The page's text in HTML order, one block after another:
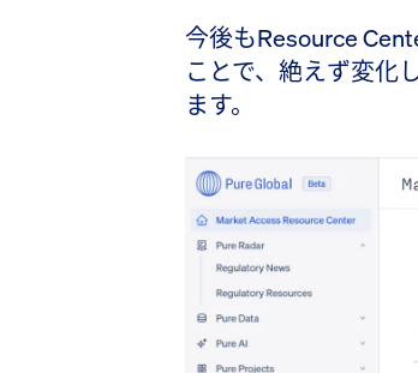
今後もResource
ことで、絶えず変化
ます。